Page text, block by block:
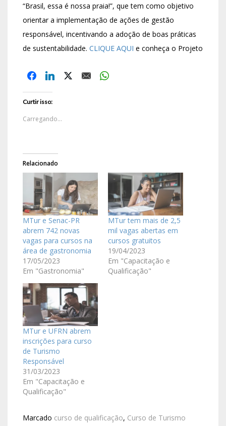
“Brasil, essa é nossa praia!”, que tem como objetivo
orientar a implementação de ações de gestão
responsável, incentivando a adoção de boas práticas
de sustentabilidade. CLIQUE AQUI e conheça o Projeto
Curtir isso:
Carregando...
Relacionado
MTur e Senac-PR
abrem 742 novas
vagas para cursos na
área de gastronomia
17/05/2023
Em "Gastronomia"
MTur tem mais de 2,5
mil vagas abertas em
cursos gratuitos
19/04/2023
Em "Capacitação e
Qualificação"
MTur e UFRN abrem
inscrições para curso
de Turismo
Responsável
31/03/2023
Em "Capacitação e
Qualificação"
Marcado curso de qualificação, Curso de Turismo